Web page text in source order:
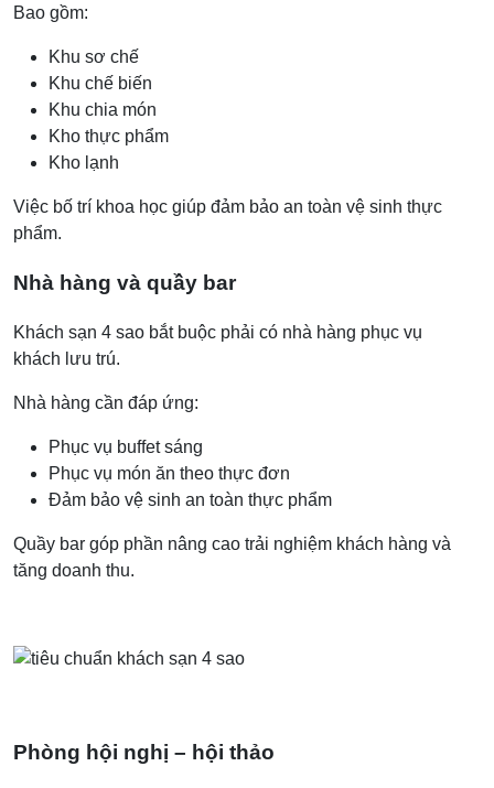
Bao gồm:
Khu sơ chế
Khu chế biến
Khu chia món
Kho thực phẩm
Kho lạnh
Việc bố trí khoa học giúp đảm bảo an toàn vệ sinh thực
phẩm.
Nhà hàng và quầy bar
Khách sạn 4 sao bắt buộc phải có nhà hàng phục vụ
khách lưu trú.
Nhà hàng cần đáp ứng:
Phục vụ buffet sáng
Phục vụ món ăn theo thực đơn
Đảm bảo vệ sinh an toàn thực phẩm
Quầy bar góp phần nâng cao trải nghiệm khách hàng và
tăng doanh thu.
Phòng hội nghị – hội thảo